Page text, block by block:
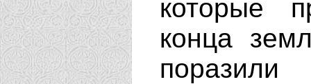
которые
конца